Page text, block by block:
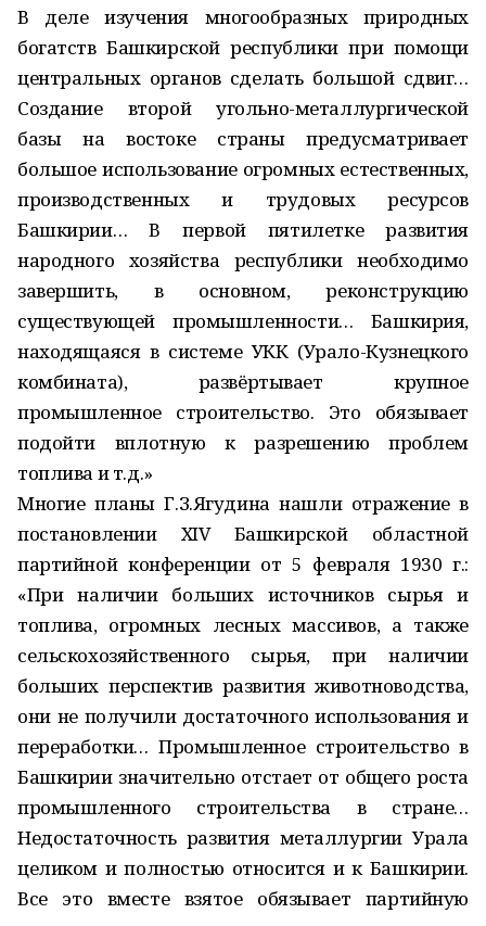
В деле изучения многообразных природных
богатств Башкирской республики при помощи
центральных органов сделать большой сдвиг…
Создание второй угольно-металлургической
базы на востоке страны преду­сматривает
большое использование огромных естественных,
производственных и трудовых ресурсов
Башкирии… В первой пятилетке развития
народного хозяйства республики необходимо
завершить, в основном, реконструкцию
существующей промышленности… Башкирия,
находящаяся в системе УКК (Урало-Кузнецкого
комбината), развёртывает крупное
промышленное строительство. Это обязывает
подойти вплотную к разрешению проблем
топлива и т.д.»
Многие планы Г.З.Ягудина нашли отражение в
постановлении XIV Башкирской областной
партийной конференции от 5 февраля 1930 г.:
«При наличии больших источников сырья и
топлива, огромных лесных массивов, а также
сельскохозяйственного сырья, при наличии
больших перспектив развития животноводства,
они не получили достаточного использования и
переработки… Промышленное строительство в
Башкирии значительно отстает от общего роста
промышленного строительства в стране…
Недостаточность развития металлургии Урала
целиком и полностью относится и к Башкирии.
Все это вместе взятое обязывает партийную